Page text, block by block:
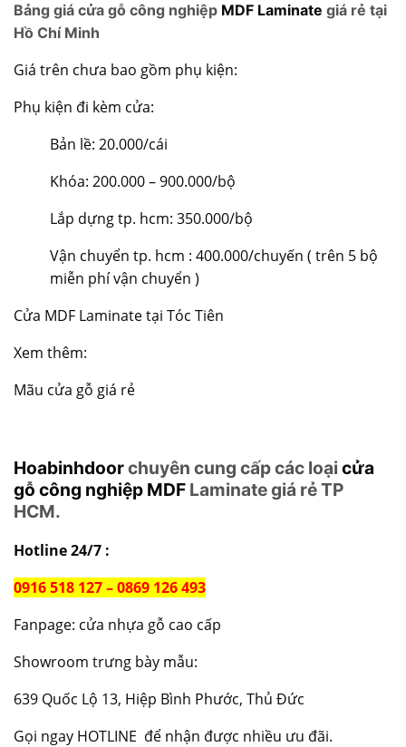
Bảng giá cửa gỗ công nghiệp MDF Laminate giá rẻ tại
Hồ Chí Minh
Giá trên chưa bao gồm phụ kiện:
Phụ kiện đi kèm cửa:
Bản lề: 20.000/cái
Khóa: 200.000 – 900.000/bộ
Lắp dựng tp. hcm: 350.000/bộ
Vận chuyển tp. hcm : 400.000/chuyến ( trên 5 bộ
miễn phí vận chuyển )
Cửa MDF Laminate tại Tóc Tiên
Xem thêm:
Mãu cửa gỗ giá rẻ
Hoabinhdoorchuyên cung cấp các loại cửa
gỗ công nghiệp MDF Laminate giá rẻ TP
HCM.
Hotline 24/7 :
0916 518 127 – 0869 126 493
Fanpage: cửa nhựa gỗ cao cấp
Showroom trưng bày mẫu:
639 Quốc Lộ 13, Hiệp Bình Phước, Thủ Đức
Gọi ngay HOTLINE để nhận được nhiều ưu đãi.